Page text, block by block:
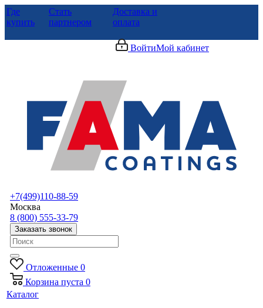
Где
купить
Стать
партнером
Доставка и
оплата
ВойтиМой кабинет
+7(499)110-88-59
Москва
8 (800) 555-33-79
Заказать звонок
Отложенные 0
Корзина пуста 0
Каталог